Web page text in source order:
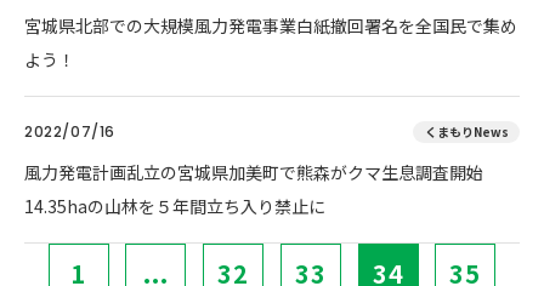
宮城県北部での大規模風力発電事業白紙撤回署名を全国民で集め
よう！
2022/07/16 くまもりNews
風力発電計画乱立の宮城県加美町で熊森がクマ生息調査開始
14.35haの山林を５年間立ち入り禁止に
1 ... 32 33 34 35